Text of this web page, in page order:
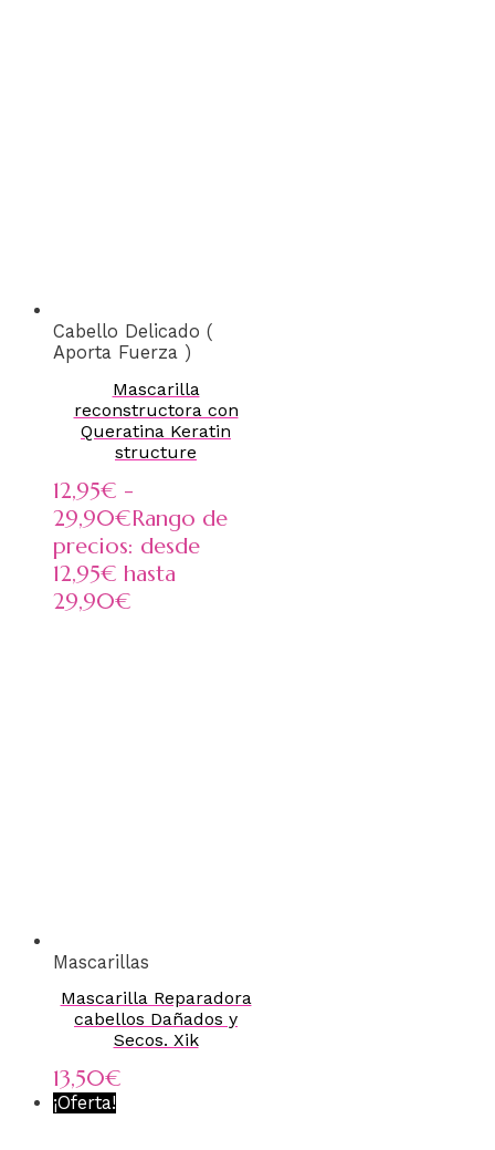
Cabello Delicado (
Aporta Fuerza )
Mascarilla
reconstructora con
Queratina Keratin
structure
12,95€ -
29,90€Rango de
precios: desde
12,95€ hasta
29,90€
Mascarillas
Mascarilla Reparadora
cabellos Dañados y
Secos. Xik
13,50€
¡Oferta!